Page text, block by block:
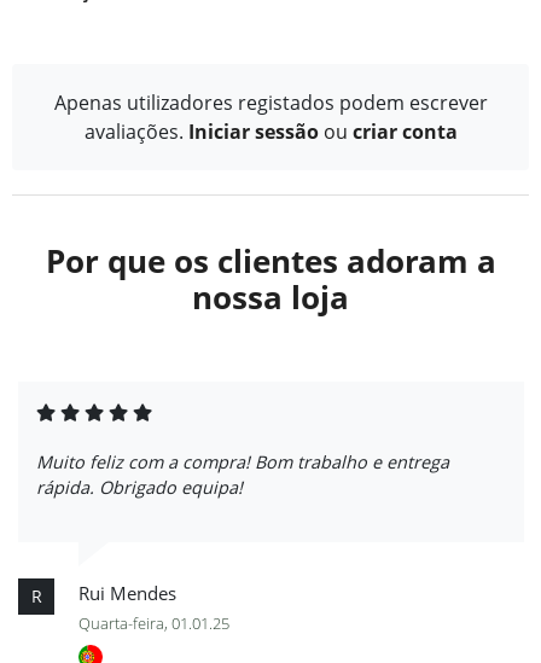
Apenas utilizadores registados podem escrever
avaliações. Iniciar sessão ou criar conta
Por que os clientes adoram a
nossa loja
Muito feliz com a compra! Bom trabalho e entrega
rápida. Obrigado equipa!
R Rui Mendes
Quarta-feira, 01.01.25